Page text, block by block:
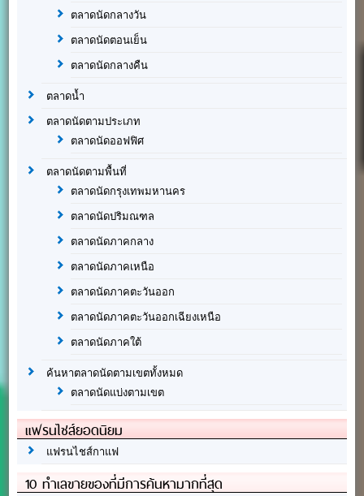
ตลาดนัดกลางวัน
ตลาดนัดตอนเย็น
ตลาดนัดกลางคืน
ตลาดน้ำ
ตลาดนัดตามประเภท
ตลาดนัดออฟฟิศ
ตลาดนัดตามพื้นที่
ตลาดนัดกรุงเทพมหานคร
ตลาดนัดปริมณฑล
ตลาดนัดภาคกลาง
ตลาดนัดภาคเหนือ
ตลาดนัดภาคตะวันออก
ตลาดนัดภาคตะวันออกเฉียงเหนือ
ตลาดนัดภาคใต้
ค้นหาตลาดนัดตามเขตทั้งหมด
ตลาดนัดแบ่งตามเขต
แฟรนไชส์ยอดนิยม
แฟรนไชส์กาแฟ
10 ทำเลขายของที่มีการค้นหามากที่สุด